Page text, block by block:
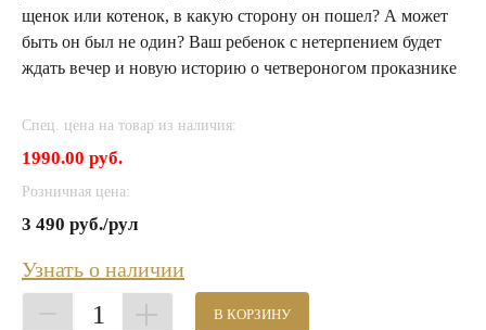
щенок или котенок, в какую сторону он пошел? А может
быть он был не один? Ваш ребенок с нетерпением будет
ждать вечер и новую историю о четвероногом проказнике
Спец. цена на товар из наличия:
1990.00 руб.
Розничная цена:
3 490 руб./рул
Узнать о наличии
1 В КОРЗИНУ